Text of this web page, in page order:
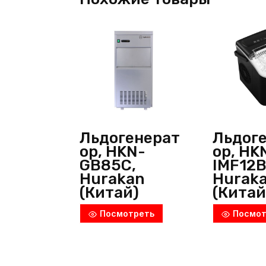
Льдогенерат
ор, HKN-
GB85C,
Hurakan
(Китай)
Посмотреть
ор,